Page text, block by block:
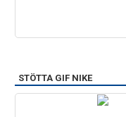
STÖTTA GIF NIKE